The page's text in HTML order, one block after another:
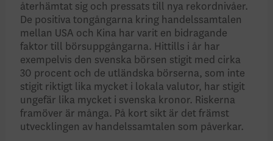
återhämtat sig och pressats till nya rekordnivåer.
De positiva tongångarna kring handelssamtalen
mellan USA och Kina har varit en bidragande
faktor till börsuppgångarna. Hittills i år har
exempelvis den svenska börsen stigit med cirka
30 procent och de utländska börserna, som inte
stigit riktigt lika mycket i lokala valutor, har stigit
ungefär lika mycket i svenska kronor. Riskerna
framöver är många. På kort sikt är det främst
utvecklingen av handelssamtalen som påverkar.